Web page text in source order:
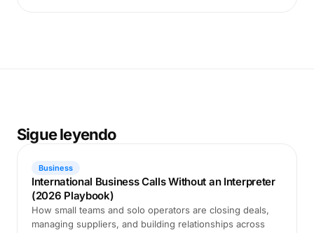
Sigue leyendo
Business
International Business Calls Without an Interpreter
(2026 Playbook)
How small teams and solo operators are closing deals,
managing suppliers, and building relationships across